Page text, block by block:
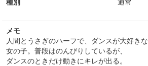
メモ
人間とうさぎのハーフで、ダンスが大好きな
女の子。普段はのんびりしているが、
ダンスのときだけ動きにキレが出る。